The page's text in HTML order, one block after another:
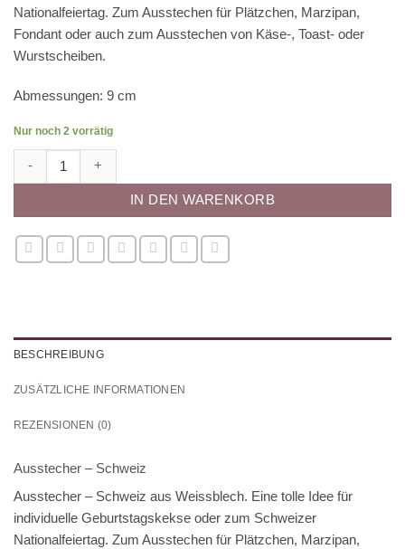
Nationalfeiertag. Zum Ausstechen für Plätzchen, Marzipan,
Fondant oder auch zum Ausstechen von Käse-, Toast- oder
Wurstscheiben.
Abmessungen: 9 cm
Nur noch 2 vorrätig
IN DEN WARENKORB
BESCHREIBUNG
ZUSÄTZLICHE INFORMATIONEN
REZENSIONEN (0)
Ausstecher – Schweiz
Ausstecher – Schweiz aus Weissblech. Eine tolle Idee für
individuelle Geburtstagskekse oder zum Schweizer
Nationalfeiertag. Zum Ausstechen für Plätzchen, Marzipan,